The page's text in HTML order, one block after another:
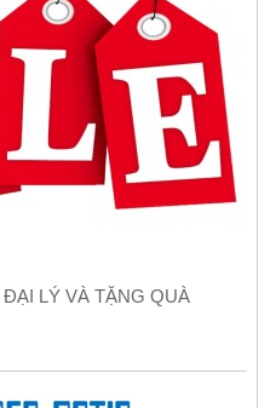
LÝ VÀ TẶNG QUÀ